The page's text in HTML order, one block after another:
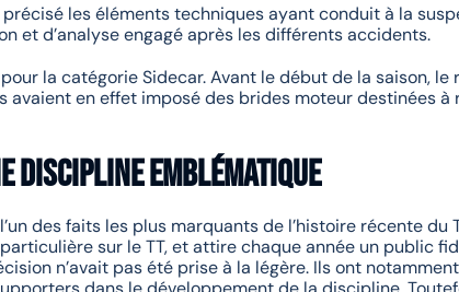
les éléments techniques ayant conduit à la
et d’analyse engagé après les différents accidents.
la catégorie Sidecar. Avant le début de la saison,
avaient en effet imposé des brides moteur destinées
discipline emblématique
des faits les plus marquants de l’histoire récente du
sur le TT, et attire chaque année un public
n’avait pas été prise à la légère. Ils ont